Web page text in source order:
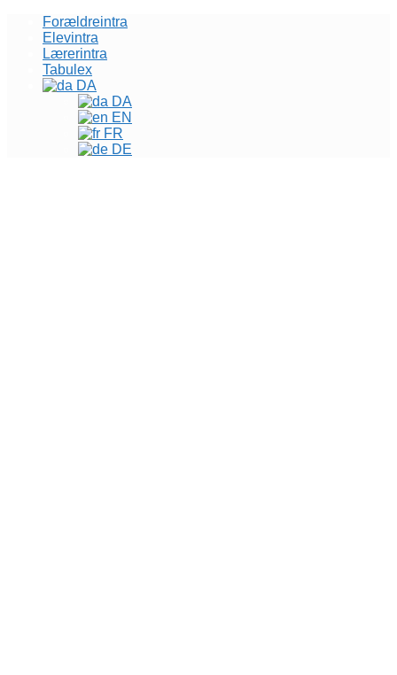
Forældreintra
Elevintra
Lærerintra
Tabulex
DA
DA
EN
FR
DE